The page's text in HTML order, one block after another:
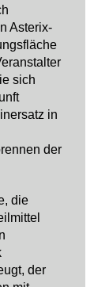
Asterix-
sich
in
der
die
der